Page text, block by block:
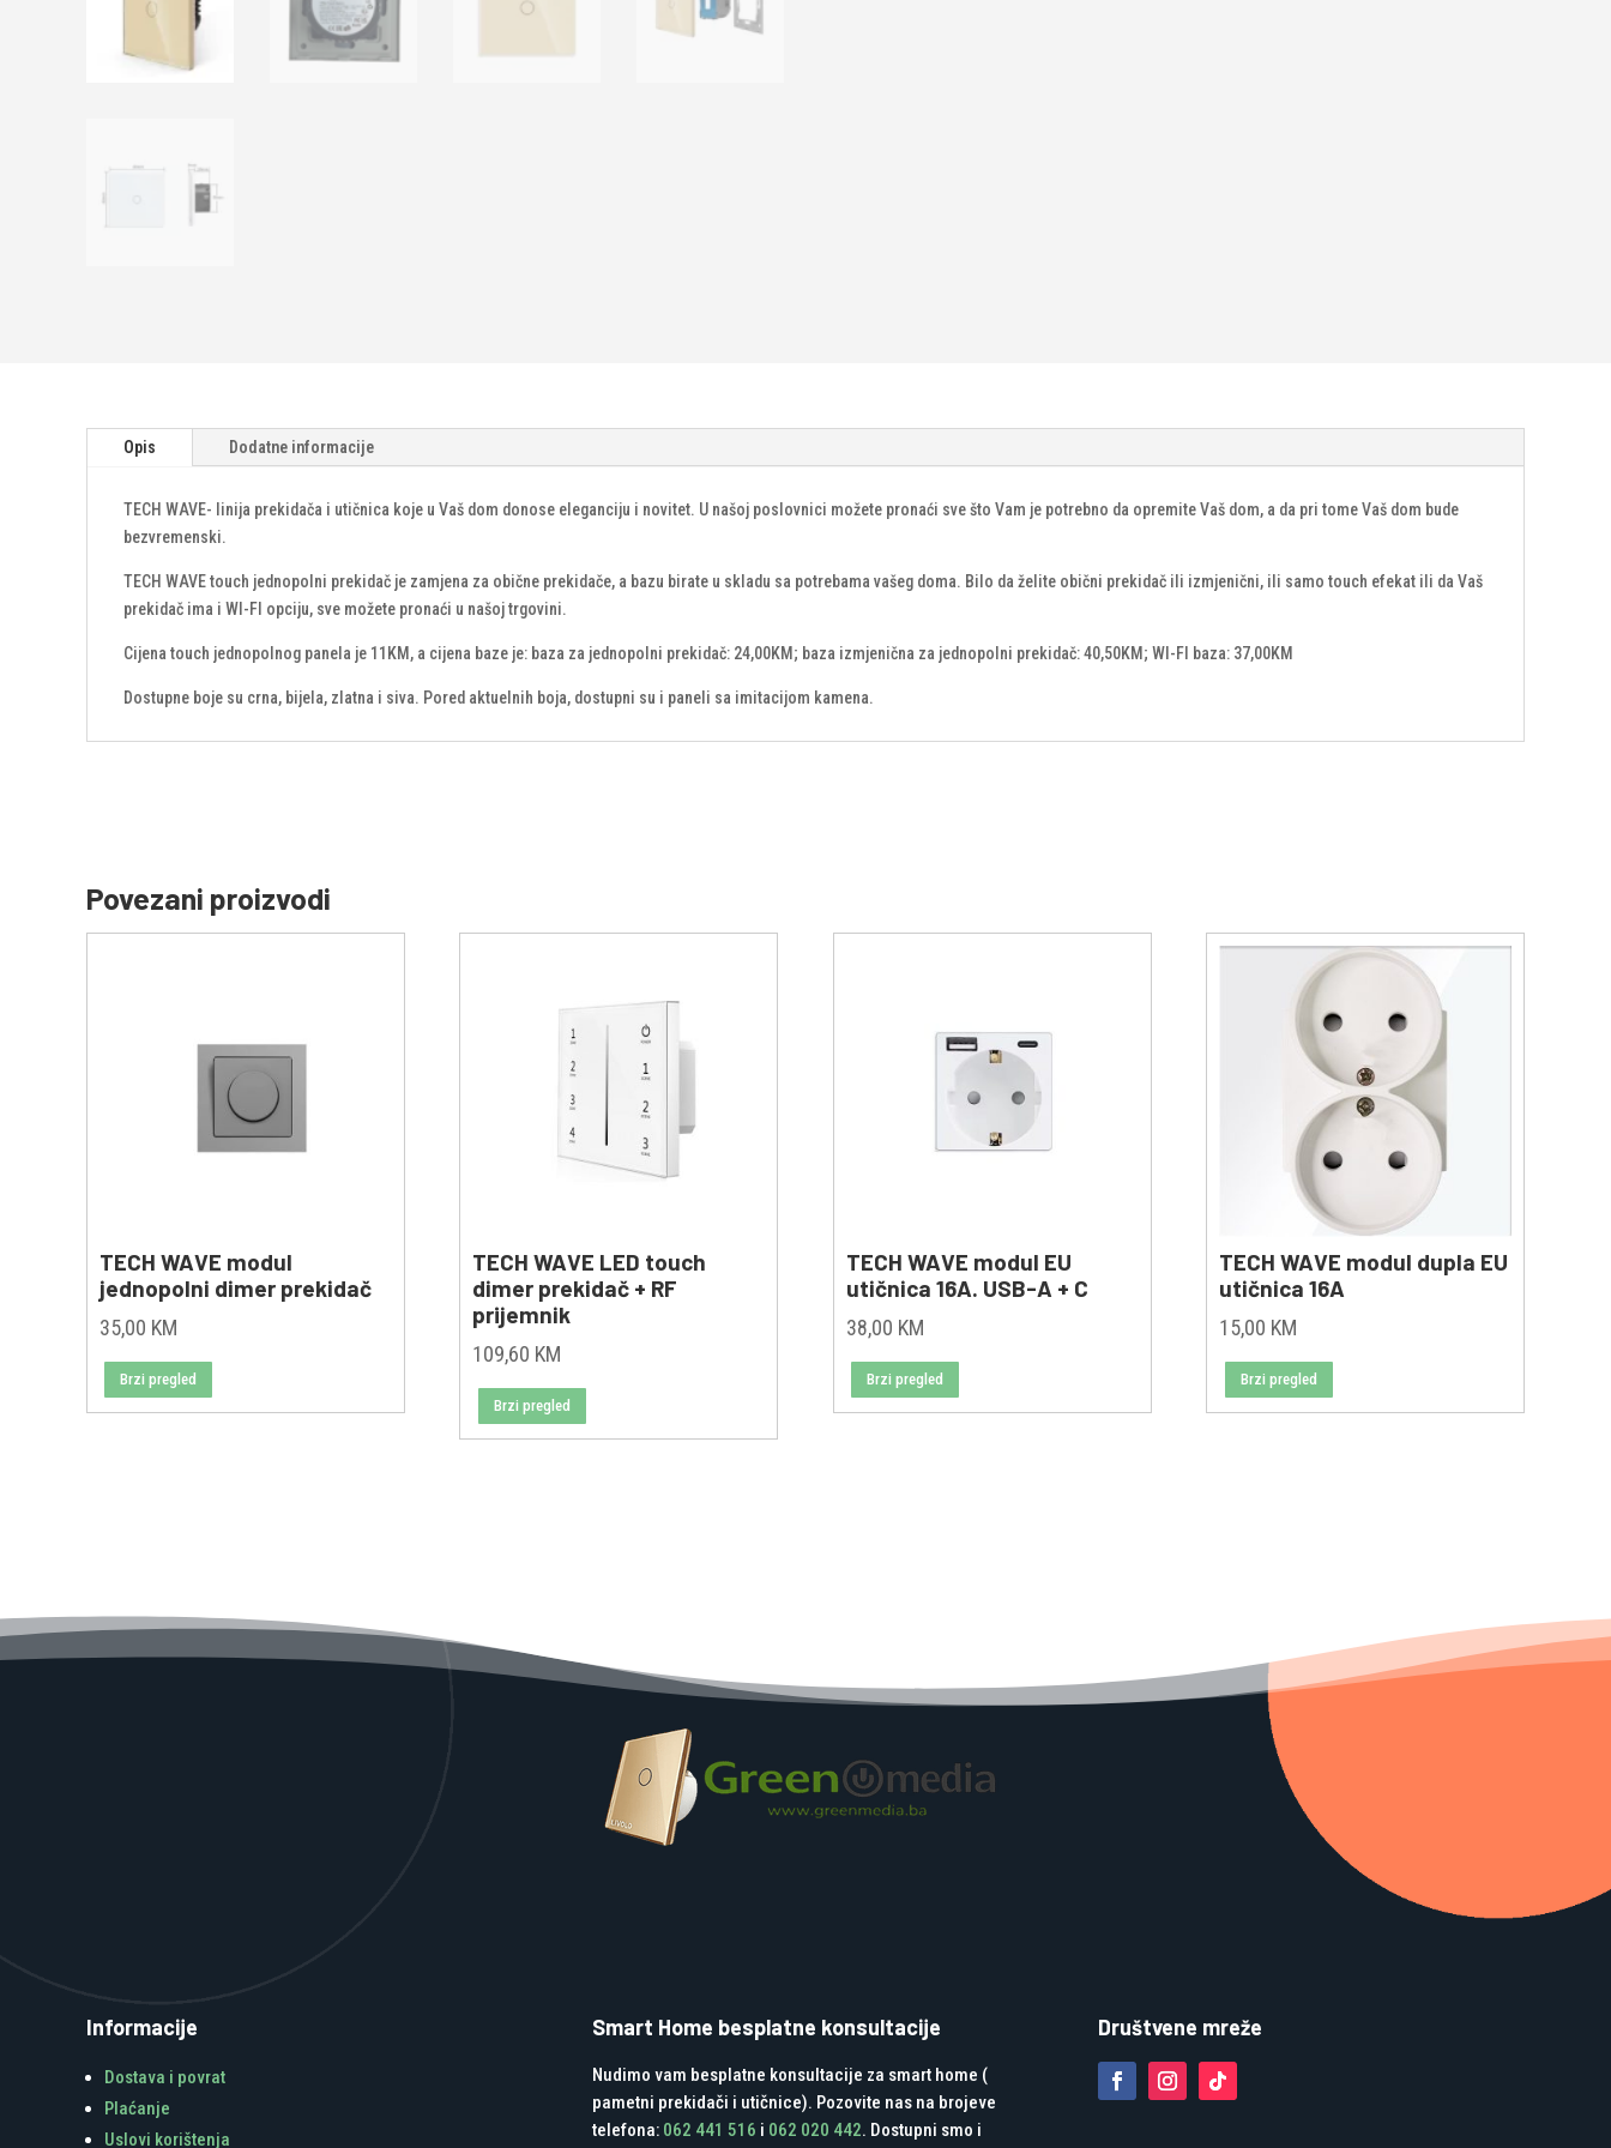
Opis Dodatne informacije
TECH WAVE- linija prekidača i utičnica koje u Vaš dom donose eleganciju i novitet. U našoj poslovnici možete pronaći sve što Vam je potrebno da opremite Vaš dom, a da pri tome Vaš dom bude
bezvremenski.
TECH WAVE touch jednopolni prekidač je zamjena za obične prekidače, a bazu birate u skladu sa potrebama vašeg doma. Bilo da želite obični prekidač ili izmjenični, ili samo touch efekat ili da Vaš
prekidač ima i WI-FI opciju, sve možete pronaći u našoj trgovini.
Cijena touch jednopolnog panela je 11KM, a cijena baze je: baza za jednopolni prekidač: 24,00KM; baza izmjenična za jednopolni prekidač: 40,50KM; WI-FI baza: 37,00KM
Dostupne boje su crna, bijela, zlatna i siva. Pored aktuelnih boja, dostupni su i paneli sa imitacijom kamena.
Povezani proizvodi
TECH WAVE modul
jednopolni dimer prekidač
35,00 KM
Brzi pregled
TECH WAVE LED touch
dimer prekidač + RF
prijemnik
109,60 KM
Brzi pregled
TECH WAVE modul EU
utičnica 16A. USB-A + C
38,00 KM
Brzi pregled
TECH WAVE modul dupla EU
utičnica 16A
15,00 KM
Brzi pregled
Informacije
Dostava i povrat
Plaćanje
Uslovi korištenja
Smart Home besplatne konsultacije
Nudimo vam besplatne konsultacije za smart home (
pametni prekidači i utičnice). Pozovite nas na brojeve
telefona: 062 441 516 i 062 020 442. Dostupni smo i
Društvene mreže